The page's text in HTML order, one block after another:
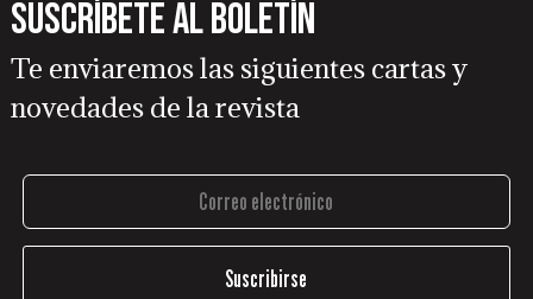
Suscríbete al boletín
Te enviaremos las siguientes cartas y
novedades de la revista